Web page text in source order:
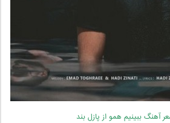
آهنگ ببینیم همو از پازل بند